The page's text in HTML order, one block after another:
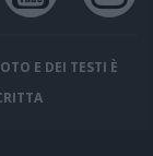
E DEI TESTI È